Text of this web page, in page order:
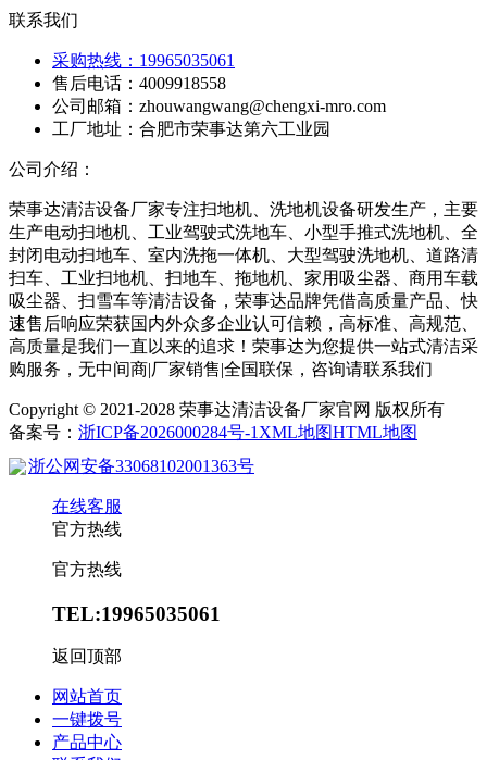
联系我们
采购热线：19965035061
售后电话：4009918558
公司邮箱：zhouwangwang@chengxi-mro.com
工厂地址：合肥市荣事达第六工业园
公司介绍：
荣事达清洁设备厂家专注扫地机、洗地机设备研发生产，主要
生产电动扫地机、工业驾驶式洗地车、小型手推式洗地机、全
封闭电动扫地车、室内洗拖一体机、大型驾驶洗地机、道路清
扫车、工业扫地机、扫地车、拖地机、家用吸尘器、商用车载
吸尘器、扫雪车等清洁设备，荣事达品牌凭借高质量产品、快
速售后响应荣获国内外众多企业认可信赖，高标准、高规范、
高质量是我们一直以来的追求！荣事达为您提供一站式清洁采
购服务，无中间商|厂家销售|全国联保，咨询请联系我们
Copyright © 2021-2028 荣事达清洁设备厂家官网 版权所有
备案号： 浙ICP备2026000284号-1 XML地图HTML地图
浙公网安备33068102001363号
在线客服
官方热线
官方热线
TEL:19965035061
返回顶部
网站首页
一键拨号
产品中心